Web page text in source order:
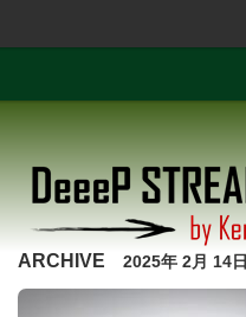
ARCHIVE 2025年 2月 14日